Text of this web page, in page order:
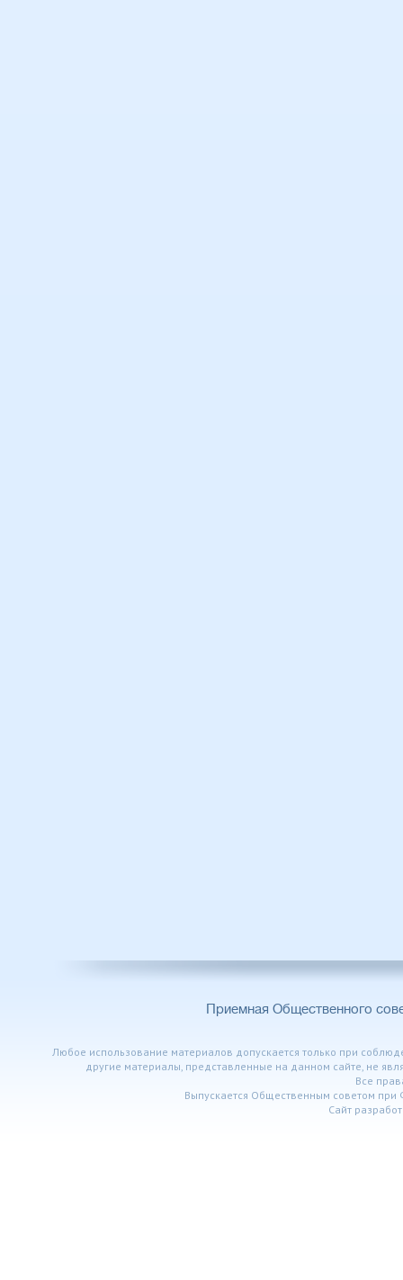
Приемная Общественного
Любое использование материалов допускается только при
другие материалы, представленные на данном сайте, не
Все
Выпускается Общественным советом
Сайт